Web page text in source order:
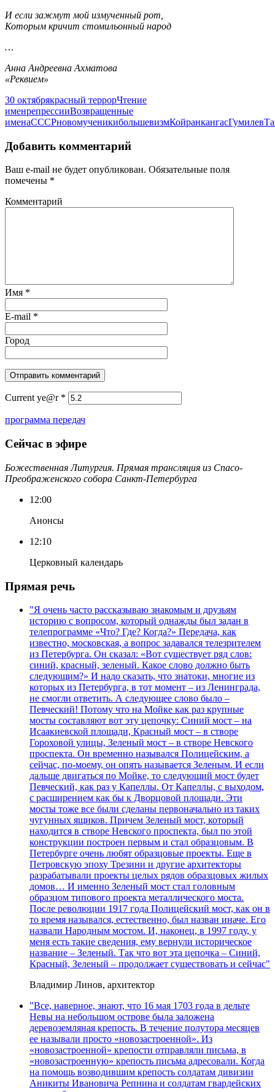
И если зажмут мой измученный рот,
Которым кричит стомильонный народ
…
Анна Андреевна Ахматова
«Реквием»
30 октябрякрасный террорЧтение
именрепрессииВозвращенные
именаСССРновомученикибольшевизмКойранкангасГумилев
Добавить комментарий
Ваш e-mail не будет опубликован. Обязательные поля
помечены *
Комментарий
Имя *
E-mail *
Город
Current ye@r *
программа передач
Сейчас в эфире
Божественная Литургия. Прямая трансляция из Спасо-
Преображенского собора Санкт-Петербурга
12:00
Анонсы
12:10
Церковный календарь
Прямая речь
"Я очень часто рассказываю знакомым и друзьям
историю с вопросом, который однажды был задан в
телепрограмме «Что? Где? Когда?» Передача, как
известно, московская, а вопрос задавался телезрителем
из Петербурга. Он сказал: «Вот существует ряд слов:
синий, красный, зеленый. Какое слово должно быть
следующим?» И надо сказать, что знатоки, многие из
которых из Петербурга, в тот момент – из Ленинграда,
не смогли ответить. А следующее слово было –
Певческий! Потому что на Мойке как раз крупные
мосты составляют вот эту цепочку: Синий мост – на
Исаакиевской площади, Красный мост – в створе
Гороховой улицы, Зеленый мост – в створе Невского
проспекта. Он временно назывался Полицейским, а
сейчас, по-моему, он опять называется Зеленым. И если
дальше двигаться по Мойке, то следующий мост будет
Певческий, как раз у Капеллы. От Капеллы, с выходом,
с расширением как бы к Дворцовой площади. Эти
мосты тоже все были сделаны первоначально из таких
чугунных ящиков. Причем Зеленый мост, который
находится в створе Невского проспекта, был по этой
конструкции построен первым и стал образцовым. В
Петербурге очень любят образцовые проекты. Еще в
Петровскую эпоху Трезини и другие архитекторы
разрабатывали проекты целых рядов образцовых жилых
домов… И именно Зеленый мост стал головным
образцом типового проекта металлического моста.
После революции 1917 года Полицейский мост, как он в
то время назывался, естественно, был назван иначе. Его
назвали Народным мостом. И, наконец, в 1997 году, у
меня есть такие сведения, ему вернули историческое
название – Зеленый. Так что вот эта цепочка – Синий,
Красный, Зеленый – продолжает существовать и сейчас"
Владимир Линов, архитектор
"Все, наверное, знают, что 16 мая 1703 года в дельте
Невы на небольшом острове была заложена
деревоземляная крепость. В течение полутора месяцев
ее называли просто «новозастроенной». Из
«новозастроенной» крепости отправляли письма, в
«новозастроенную» крепость письма адресовали. Когда
на помощь возводившим крепость солдатам дивизии
Аникиты Ивановича Репнина и солдатам гвардейских